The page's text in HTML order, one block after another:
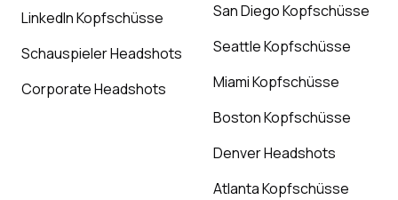
LinkedIn Kopfschüsse
Schauspieler Headshots
Corporate Headshots
San Diego Kopfschüsse
Seattle Kopfschüsse
Miami Kopfschüsse
Boston Kopfschüsse
Denver Headshots
Atlanta Kopfschüsse